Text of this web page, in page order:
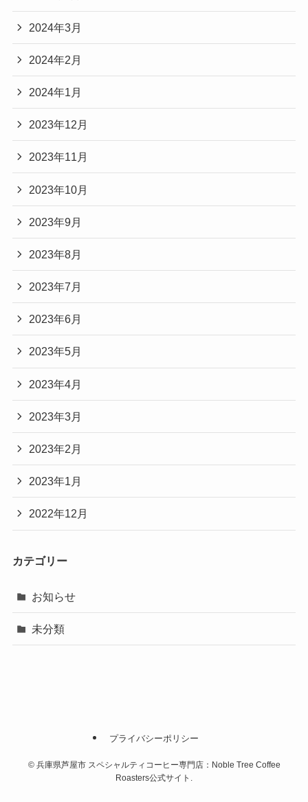
2024年3月
2024年2月
2024年1月
2023年12月
2023年11月
2023年10月
2023年9月
2023年8月
2023年7月
2023年6月
2023年5月
2023年4月
2023年3月
2023年2月
2023年1月
2022年12月
カテゴリー
お知らせ
未分類
プライバシーポリシー
©兵庫県芦屋市 スペシャルティコーヒー専門店：Noble Tree Coffee
Roasters公式サイト.